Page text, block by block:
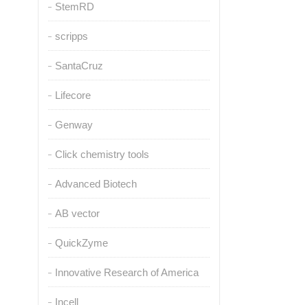
StemRD
scripps
SantaCruz
Lifecore
Genway
Click chemistry tools
Advanced Biotech
AB vector
QuickZyme
Innovative Research of America
Incell